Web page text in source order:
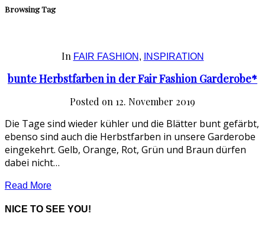
Browsing Tag
In FAIR FASHION , INSPIRATION
bunte Herbstfarben in der Fair Fashion Garderobe*
Posted on 12. November 2019
Die Tage sind wieder kühler und die Blätter bunt gefärbt,
ebenso sind auch die Herbstfarben in unsere Garderobe
eingekehrt. Gelb, Orange, Rot, Grün und Braun dürfen
dabei nicht…
Read More
NICE TO SEE YOU!